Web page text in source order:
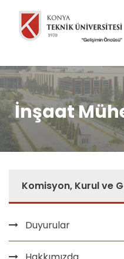
İnşaat
Komisyon, Kurul ve
Duyurular